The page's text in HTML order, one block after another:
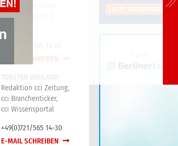
cci Branchenticker,
cci Wissensportal
E-MAIL SCHREIBEN
Redaktion cci Zeitung,
cci Branchenticker,
cci Wissensportal
+49(0)721/565 14-30
E-MAIL SCHREIBEN